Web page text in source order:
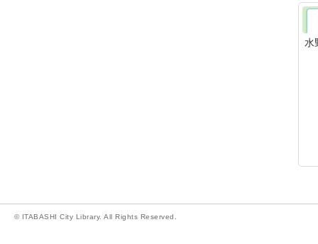
水
© ITABASHI City Library. All Rights Reserved.